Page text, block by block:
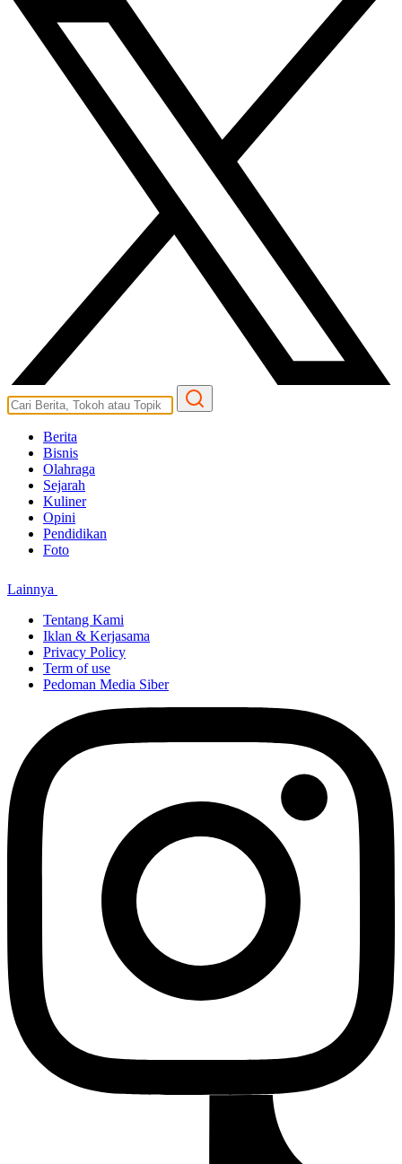
Berita
Bisnis
Olahraga
Sejarah
Kuliner
Opini
Pendidikan
Foto
Lainnya
Tentang Kami
Iklan & Kerjasama
Privacy Policy
Term of use
Pedoman Media Siber